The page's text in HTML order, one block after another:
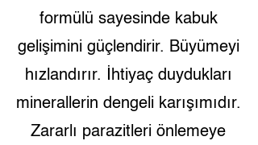
formülü sayesinde kabuk
gelişimini güçlendirir. Büyümeyi
hızlandırır. İhtiyaç duydukları
minerallerin dengeli karışımıdır.
Zararlı parazitleri önlemeye